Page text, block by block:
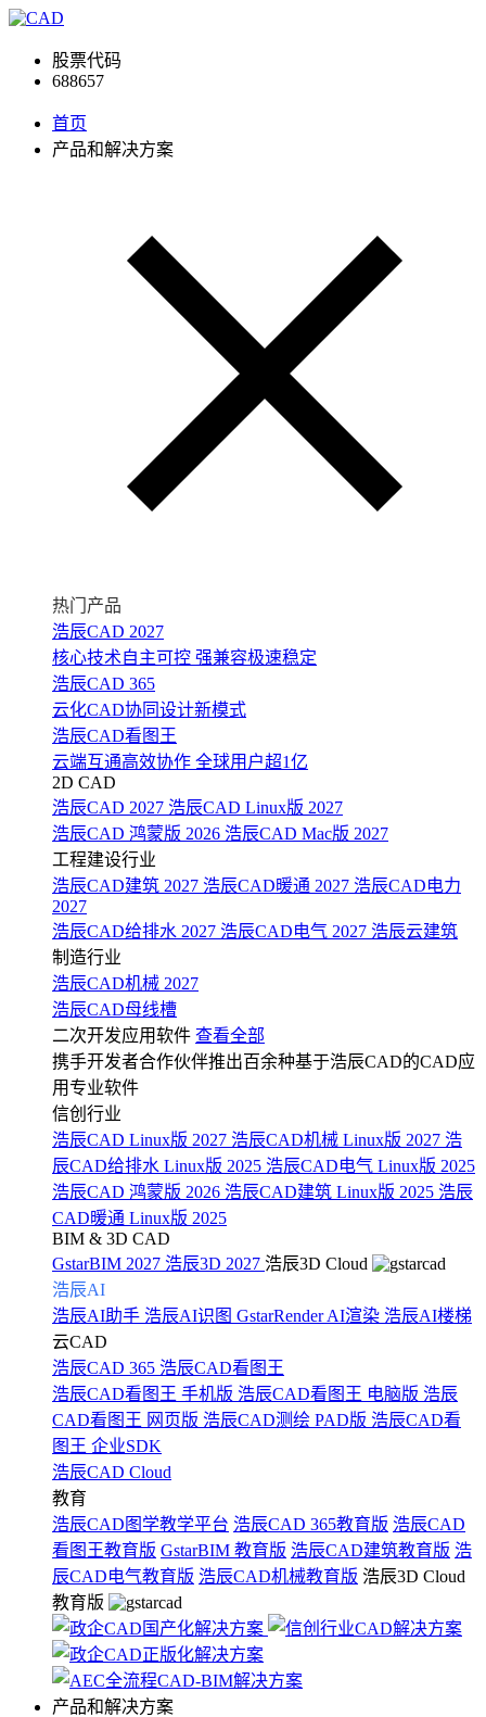
股票代码
688657
首页
产品和解决方案
热门产品
浩辰CAD 2027
核心技术自主可控 强兼容极速稳定
浩辰CAD 365
云化CAD协同设计新模式
浩辰CAD看图王
云端互通高效协作 全球用户超1亿
2D CAD
浩辰CAD 2027 浩辰CAD Linux版 2027
浩辰CAD 鸿蒙版 2026 浩辰CAD Mac版 2027
工程建设行业
浩辰CAD建筑 2027 浩辰CAD暖通 2027 浩辰CAD电力
2027
浩辰CAD给排水 2027 浩辰CAD电气 2027 浩辰云建筑
制造行业
浩辰CAD机械 2027
浩辰CAD母线槽
二次开发应用软件 查看全部
携手开发者合作伙伴推出百余种基于浩辰CAD的CAD应
用专业软件
信创行业
浩辰CAD Linux版 2027 浩辰CAD机械 Linux版 2027 浩
辰CAD给排水 Linux版 2025 浩辰CAD电气 Linux版 2025
浩辰CAD 鸿蒙版 2026 浩辰CAD建筑 Linux版 2025 浩辰
CAD暖通 Linux版 2025
BIM & 3D CAD
GstarBIM 2027 浩辰3D 2027 浩辰3D Cloud
浩辰AI
浩辰AI助手 浩辰AI识图 GstarRender AI渲染 浩辰AI楼梯
云CAD
浩辰CAD 365 浩辰CAD看图王
浩辰CAD看图王 手机版 浩辰CAD看图王 电脑版 浩辰
CAD看图王 网页版 浩辰CAD测绘 PAD版 浩辰CAD看
图王 企业SDK
浩辰CAD Cloud
教育
浩辰CAD图学教学平台 浩辰CAD 365教育版 浩辰CAD
看图王教育版 GstarBIM 教育版 浩辰CAD建筑教育版 浩
辰CAD电气教育版 浩辰CAD机械教育版 浩辰3D Cloud
教育版
产品和解决方案